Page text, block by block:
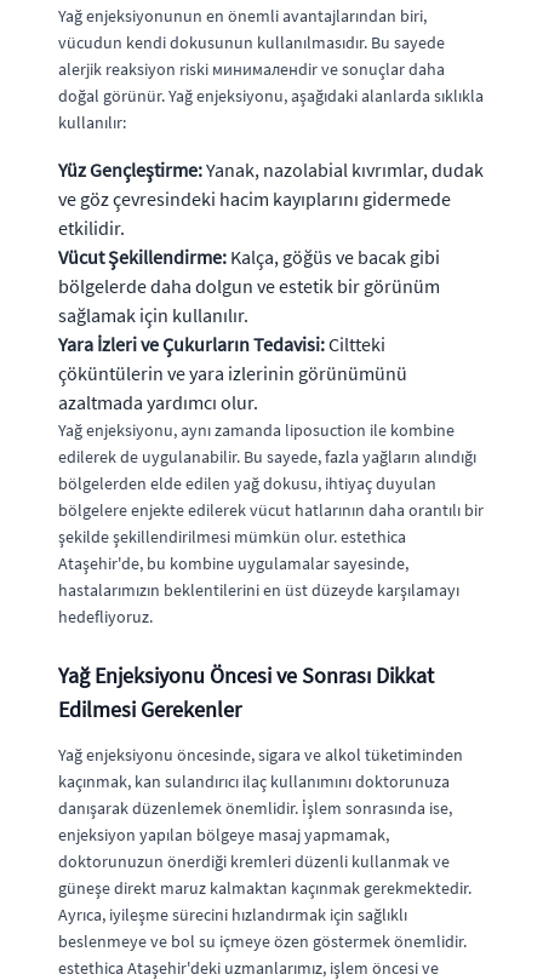
Yağ enjeksiyonunun en önemli avantajlarından biri,
vücudun kendi dokusunun kullanılmasıdır. Bu sayede
alerjik reaksiyon riski минималенdir ve sonuçlar daha
doğal görünür. Yağ enjeksiyonu, aşağıdaki alanlarda sıklıkla
kullanılır:
Yüz Gençleştirme:Yanak, nazolabial kıvrımlar, dudak
ve göz çevresindeki hacim kayıplarını gidermede
etkilidir.
Vücut Şekillendirme: Kalça, göğüs ve bacak gibi
bölgelerde daha dolgun ve estetik bir görünüm
sağlamak için kullanılır.
Yara İzleri ve Çukurların Tedavisi:Ciltteki
çöküntülerin ve yara izlerinin görünümünü
azaltmada yardımcı olur.
Yağ enjeksiyonu, aynı zamanda liposuction ile kombine
edilerek de uygulanabilir. Bu sayede, fazla yağların alındığı
bölgelerden elde edilen yağ dokusu, ihtiyaç duyulan
bölgelere enjekte edilerek vücut hatlarının daha orantılı bir
şekilde şekillendirilmesi mümkün olur. estethica
Ataşehir'de, bu kombine uygulamalar sayesinde,
hastalarımızın beklentilerini en üst düzeyde karşılamayı
hedefliyoruz.
Yağ Enjeksiyonu Öncesi ve Sonrası Dikkat
Edilmesi Gerekenler
Yağ enjeksiyonu öncesinde, sigara ve alkol tüketiminden
kaçınmak, kan sulandırıcı ilaç kullanımını doktorunuza
danışarak düzenlemek önemlidir. İşlem sonrasında ise,
enjeksiyon yapılan bölgeye masaj yapmamak,
doktorunuzun önerdiği kremleri düzenli kullanmak ve
güneşe direkt maruz kalmaktan kaçınmak gerekmektedir.
Ayrıca, iyileşme sürecini hızlandırmak için sağlıklı
beslenmeye ve bol su içmeye özen göstermek önemlidir.
estethica Ataşehir'deki uzmanlarımız, işlem öncesi ve